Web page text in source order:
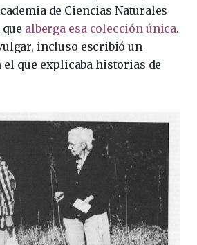
de Ciencias Naturales
alberga esa colección única.
incluso escribió un
que explicaba historias de